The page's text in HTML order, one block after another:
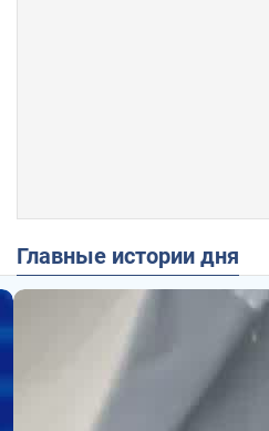
Главные истории дня